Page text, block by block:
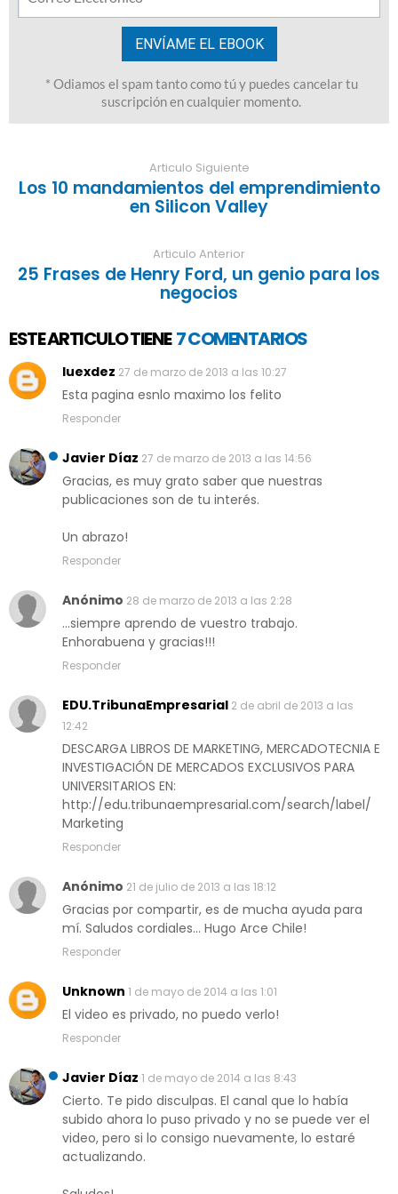
Articulo Siguiente
Los 10 mandamientos del emprendimiento
en Silicon Valley
Articulo Anterior
25 Frases de Henry Ford, un genio para los
negocios
ESTE ARTICULO TIENE 7 COMENTARIOS
luexdez 27 de marzo de 2013 a las 10:27
Esta pagina esnlo maximo los felito
Responder
Javier Díaz 27 de marzo de 2013 a las 14:56
Gracias, es muy grato saber que nuestras
publicaciones son de tu interés.
Un abrazo!
Responder
Anónimo 28 de marzo de 2013 a las 2:28
...siempre aprendo de vuestro trabajo.
Enhorabuena y gracias!!!
Responder
EDU.TribunaEmpresarial 2 de abril de 2013 a las
12:42
DESCARGA LIBROS DE MARKETING, MERCADOTECNIA E
INVESTIGACIÓN DE MERCADOS EXCLUSIVOS PARA
UNIVERSITARIOS EN:
http://edu.tribunaempresarial.com/search/label/
Marketing
Responder
Anónimo 21 de julio de 2013 a las 18:12
Gracias por compartir, es de mucha ayuda para
mí. Saludos cordiales... Hugo Arce Chile!
Responder
Unknown 1 de mayo de 2014 a las 1:01
El video es privado, no puedo verlo!
Responder
Javier Díaz 1 de mayo de 2014 a las 8:43
Cierto. Te pido disculpas. El canal que lo había
subido ahora lo puso privado y no se puede ver el
video, pero si lo consigo nuevamente, lo estaré
actualizando.